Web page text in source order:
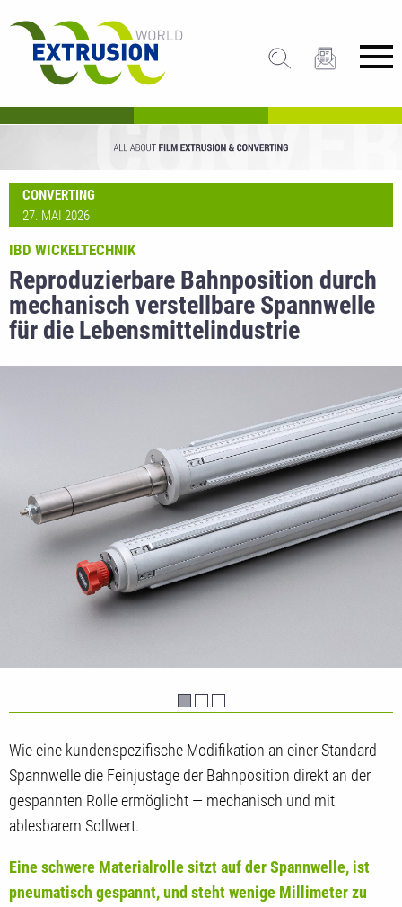
CONVERTING
27. MAI 2026
Reproduzierbare Bahnposition durch
mechanisch verstellbare Spannwelle
für die Lebensmittelindustrie
IBD WICKELTECHNIK
Wie eine kundenspezifische Modifikation an einer Standard-
Spannwelle die Feinjustage der Bahnposition direkt an der
gespannten Rolle ermöglicht — mechanisch und mit
ablesbarem Sollwert.
Eine schwere Materialrolle sitzt auf der Spannwelle, ist
pneumatisch gespannt, und steht wenige Millimeter zu